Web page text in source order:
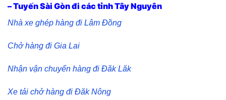
– Tuyến Sài Gòn đi các tỉnh Tây Nguyên
Nhà xe ghép hàng đi Lâm Đồng
Chở hàng đi Gia Lai
Nhận vận chuyển hàng đi Đăk Lăk
Xe tải chở hàng đi Đăk Nông